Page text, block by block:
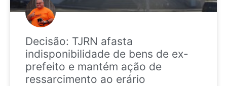
Decisão: TJRN afasta
indisponibilidade de bens de ex-
prefeito e mantém ação de
ressarcimento ao erário